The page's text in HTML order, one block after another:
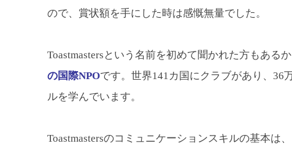
ので、賞状額を手にした時は感慨無量でした。
Toastmastersという名前を初めて聞かれた方もある
の国際NPOです。世界141カ国にクラブがあり、36
ルを学んでいます。
Toastmastersのコミュニケーションスキルの基本は、